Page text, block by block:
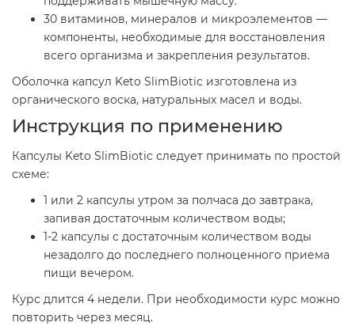
30 витаминов, минералов и микроэлементов —
компоненты, необходимые для восстановления
всего организма и закрепления результатов.
Оболочка капсул Keto SlimBiotic изготовлена из
органического воска, натуральных масел и воды.
Инструкция по применению
Капсулы Keto SlimBiotic следует принимать по простой
схеме:
1 или 2 капсулы утром за полчаса до завтрака,
запивая достаточным количеством воды;
1-2 капсулы с достаточным количеством воды
незадолго до последнего полноценного приема
пищи вечером.
Курс длится 4 недели. При необходимости курс можно
повторить через месяц.